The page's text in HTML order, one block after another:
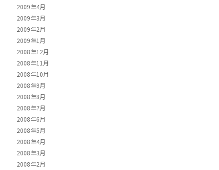
2009年4月
2009年3月
2009年2月
2009年1月
2008年12月
2008年11月
2008年10月
2008年9月
2008年8月
2008年7月
2008年6月
2008年5月
2008年4月
2008年3月
2008年2月